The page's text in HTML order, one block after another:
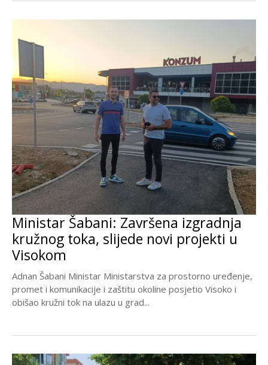
Ministar Šabani: Završena izgradnja
kružnog toka, slijede novi projekti u
Visokom
Adnan Šabani Ministar Ministarstva za prostorno uređenje,
promet i komunikacije i zaštitu okoline posjetio Visoko i
obišao kružni tok na ulazu u grad...